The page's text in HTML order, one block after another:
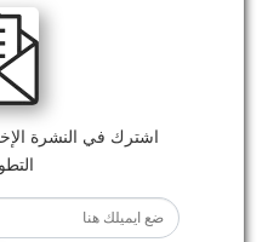
اشترك في النشرة